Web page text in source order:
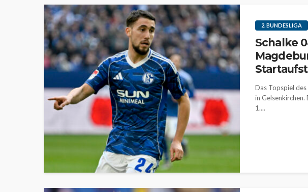
2. BUNDESLIGA
Schalke
Das Topspiel
in
1....